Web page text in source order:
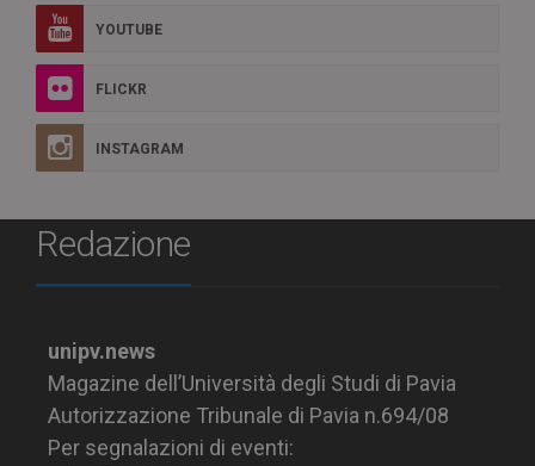
YOUTUBE
FLICKR
INSTAGRAM
Redazione
unipv.news
Magazine dell’Università degli Studi di Pavia
Autorizzazione Tribunale di Pavia n.694/08
Per segnalazioni di eventi: